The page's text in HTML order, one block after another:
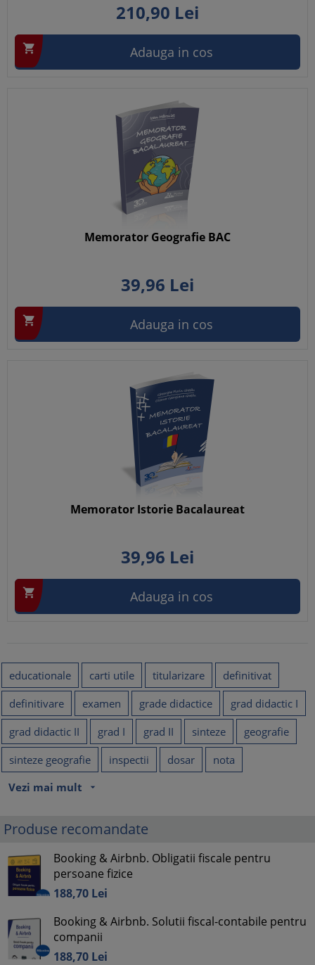
210,90 Lei
 Adauga in cos
Memorator Geografie BAC
39,96 Lei
 Adauga in cos
Memorator Istorie Bacalaureat
39,96 Lei
 Adauga in cos
educationale carti utile titularizare
definitivat
definitivare
examen grade didactice
grad didactic I
grad didactic II
grad I grad II sinteze
geografie
sinteze geografie
inspectii dosar
nota
Vezi mai mult
arrow_drop_down
Produse recomandate
Booking & Airbnb. Obligatii fiscale pentru
persoane fizice
188,70 Lei
Booking & Airbnb. Solutii fiscal-contabile pentru
companii
188,70 Lei